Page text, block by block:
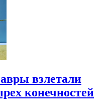
взлетали
конечностей